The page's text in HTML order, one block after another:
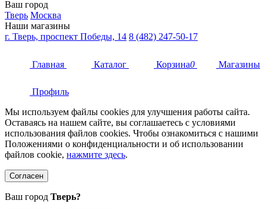
Ваш город
Тверь Москва
Наши магазины
г. Тверь, проспект Победы, 14 8 (482) 247-50-17
Главная Каталог Корзина0 Магазины
Профиль
Мы используем файлы cookies для улучшения работы сайта.
Оставаясь на нашем сайте, вы соглашаетесь с условиями
использования файлов cookies. Чтобы ознакомиться с нашими
Положениями о конфиденциальности и об использовании
файлов cookie, нажмите здесь.
Согласен
Ваш город Тверь?